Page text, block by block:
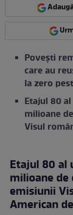
Poveşti
care au
la zero
Etajul 80
milioane
Visul
Etajul 80 al
milioane
emisiunii
American